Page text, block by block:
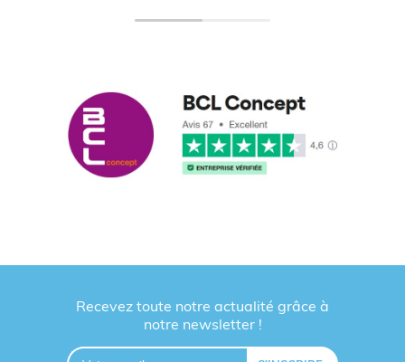
Recevez toute notre actualité grâce à
notre newsletter !